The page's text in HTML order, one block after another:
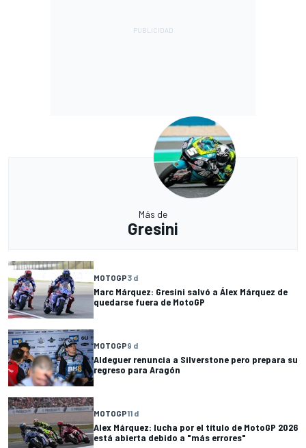
Más de
Gresini
MOTOGP3 d
Marc Márquez: Gresini salvó a Álex Márquez de
quedarse fuera de MotoGP
MOTOGP9 d
Aldeguer renuncia a Silverstone pero prepara su
regreso para Aragón
MOTOGP11 d
Alex Márquez: lucha por el título de MotoGP 2026
está abierta debido a "más errores"